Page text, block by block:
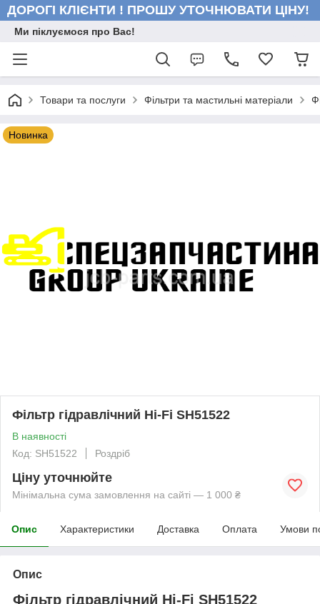
ДОРОГІ КЛІЄНТИ ! ПРОШУ УТОЧНЮВАТИ ЦІНУ!
Ми піклуємося про Вас!
Товари та послуги Фільтри та мастильні матеріали
Новинка
Фільтр гідравлічний Hi-Fi SH51522
В наявності
Код: SH51522
Роздріб
Ціну уточнюйте
Мінімальна сума замовлення на сайті — 1 000 ₴
Опис Характеристики Доставка Оплата Умови
Опис
Фільтр гідравлічний Hi-Fi SH51522